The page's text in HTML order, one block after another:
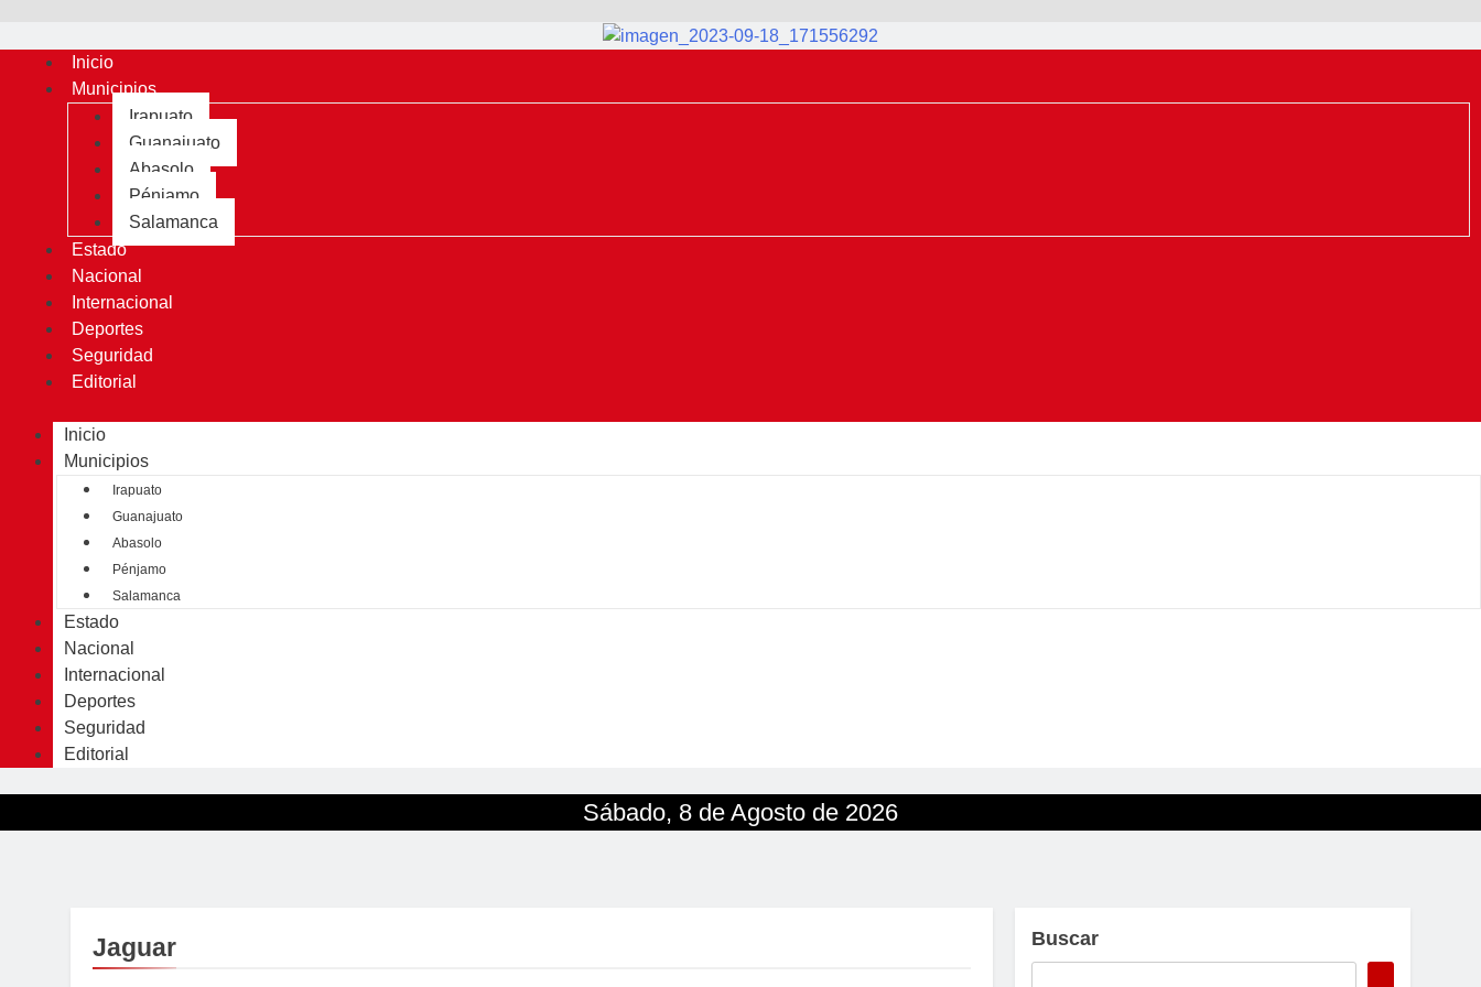
Inicio
Municipios
Irapuato
Guanajuato
Abasolo
Pénjamo
Salamanca
Estado
Nacional
Internacional
Deportes
Seguridad
Editorial
Inicio
Municipios
Irapuato
Guanajuato
Abasolo
Pénjamo
Salamanca
Estado
Nacional
Internacional
Deportes
Seguridad
Editorial
Sábado, 8 de Agosto de 2026
Jaguar Buscar